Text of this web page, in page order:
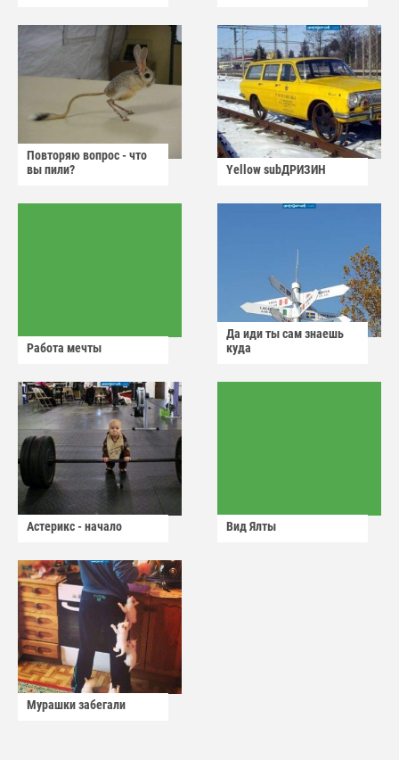
Повторяю вопрос - что
вы пили?
Yellow subДРИЗИН
Работа мечты
Да иди ты сам знаешь
куда
Астерикс - начало Вид Ялты
Мурашки забегали